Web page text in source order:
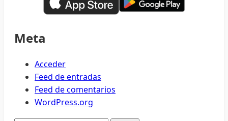
Meta
Acceder
Feed de entradas
Feed de comentarios
WordPress.org